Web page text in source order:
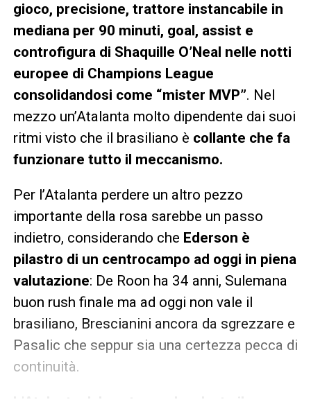
gioco, precisione, trattore instancabile in
mediana per 90 minuti, goal, assist e
controfigura di Shaquille O’Neal nelle notti
europee di Champions League
consolidandosi come “mister MVP”. Nel
mezzo un’Atalanta molto dipendente dai suoi
ritmi visto che il brasiliano è collante che fa
funzionare tutto il meccanismo.
Per l’Atalanta perdere un altro pezzo
importante della rosa sarebbe un passo
indietro, considerando che Ederson è
pilastro di un centrocampo ad oggi in piena
valutazione: De Roon ha 34 anni, Sulemana
buon rush finale ma ad oggi non vale il
brasiliano, Brescianini ancora da sgrezzare e
Pasalic che seppur sia una certezza pecca di
continuità.